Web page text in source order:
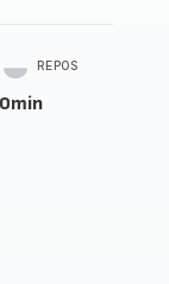
REPOS
0min